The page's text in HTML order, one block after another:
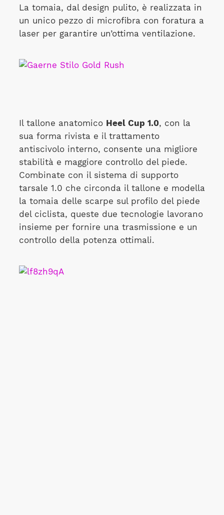
La tomaia, dal design pulito, è realizzata in
un unico pezzo di microfibra con foratura a
laser per garantire un’ottima ventilazione.
Il tallone anatomico Heel Cup 1.0, con la
sua forma rivista e il trattamento
antiscivolo interno, consente una migliore
stabilità e maggiore controllo del piede.
Combinate con il sistema di supporto
tarsale 1.0 che circonda il tallone e modella
la tomaia delle scarpe sul profilo del piede
del ciclista, queste due tecnologie lavorano
insieme per fornire una trasmissione e un
controllo della potenza ottimali.